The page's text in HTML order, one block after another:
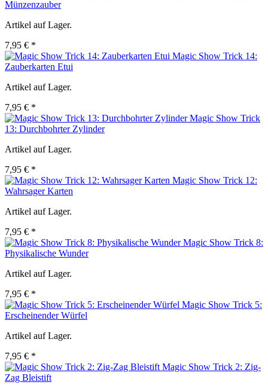
Münzenzauber
Artikel auf Lager.
7,95 € *
Magic Show Trick 14:
Zauberkarten Etui
Artikel auf Lager.
7,95 € *
Magic Show Trick
13: Durchbohrter Zylinder
Artikel auf Lager.
7,95 € *
Magic Show Trick 12:
Wahrsager Karten
Artikel auf Lager.
7,95 € *
Magic Show Trick 8:
Physikalische Wunder
Artikel auf Lager.
7,95 € *
Magic Show Trick 5:
Erscheinender Würfel
Artikel auf Lager.
7,95 € *
Magic Show Trick 2: Zig-
Zag Bleistift